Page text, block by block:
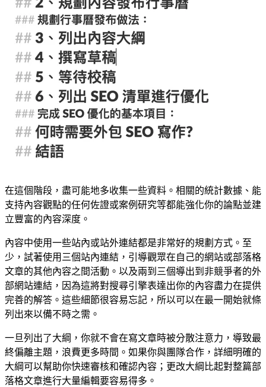
在這個階段，盡可能地多收集一些資料。相關的統計數據、能
支持內容觀點的任何佐證或案例研究等都能強化你的論點並建
立豐富的內容深度。
內容中使用一些站內或站外連結都是非常好的規劃方式。至
少，試著使用三個站內連結，引導觀眾在自己的網站或部落格
文章的其他內容之間活動。以及兩到三個導出到非競爭者的外
部網站連結，因為這將對搜尋引擎表達出你的內容盡力在提供
完善的解答。這些細節很容易忘記，所以可以在最一開始就條
列出來以備不時之需。
一旦列出了大綱，你就不會在寫文章時被分散注意力，導致最
終偏離主題，浪費更多時間。如果你與團隊合作，詳細明確的
大綱可以幫助你快速審核和確認內容；更改大綱比起對整篇部
落格文章進行大量編輯要容易得多。